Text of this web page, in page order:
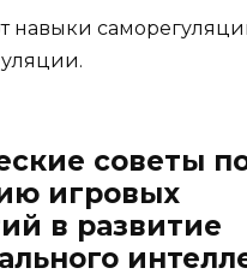
навыки
советы
игровых
в развитие